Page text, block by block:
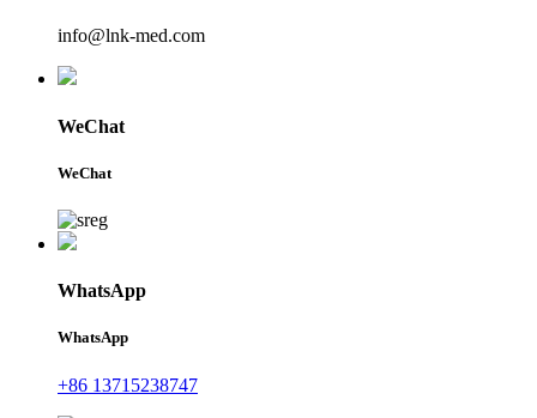
info@lnk-med.com
WeChat
WeChat
WhatsApp
WhatsApp
+86 13715238747